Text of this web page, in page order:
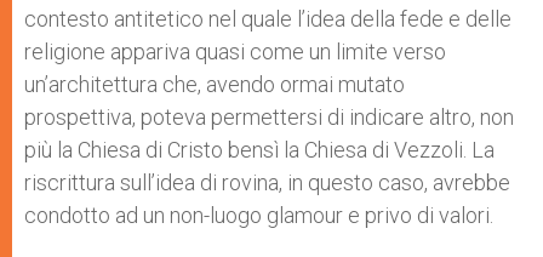
contesto antitetico nel quale l’idea della fede e delle
religione appariva quasi come un limite verso
un’architettura che, avendo ormai mutato
prospettiva, poteva permettersi di indicare altro, non
più la Chiesa di Cristo bensì la Chiesa di Vezzoli. La
riscrittura sull’idea di rovina, in questo caso, avrebbe
condotto ad un non-luogo glamour e privo di valori.